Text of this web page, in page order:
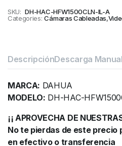
SKU: DH-HAC-HFW1500CLN-IL-A
Categories: Cámaras Cableadas,
DescripciónDescarga
MARCA: DAHUA
MODELO: DH-HAC-
¡¡ APROVECHA DE
No te pierdas de este precio
en efectivo o transferencia